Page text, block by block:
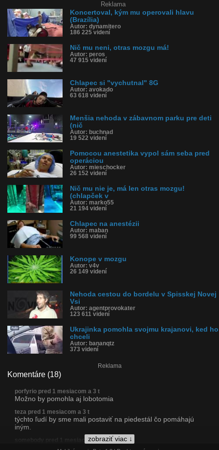
Páči sa: 96% (28 hlasov)
Obľúbené: 2
Komentárov: 18
Dľžka: 1:30
Tagy: dystónia, operácia, mozog, operácia mozgu, mozgová
stimulácia, mutácia, problémy s chodením, liečba, india
História sledovanosti videa:
Reklama
Koncertoval, kým mu operovali hlavu
(Brazília)
Autor: dynamitero
186 225 videní
Nič mu neni, otras mozgu má!
Autor: peros
47 915 videní
Chlapec si "vychutnal" 8G
Autor: avokado
63 618 videní
Menšia nehoda v zábavnom parku pre deti
(nič
Autor: buchnad
19 522 videní
Pomocou anestetika vypol sám seba pred
operáciou
Autor: mieschocker
26 152 videní
Nič mu nie je, má len otras mozgu!
(chlapček v
Autor: marko55
21 194 videní
Chlapec na anestézii
Autor: maban
99 568 videní
Konope v mozgu
Autor: v4v
26 149 videní
Nehoda cestou do bordelu v Spisskej Novej
Vsi
Autor: agentprovokater
123 611 videní
Ukrajinka pomohla svojmu krajanovi, ked ho
chceli
Autor: bananqtz
373 videní
Reklama
Komentáre (18)
zobraziť viac ↓
porfyrio pred 1 mesiacom a 3 t
Možno by pomohla aj lobotomia
teza pred 1 mesiacom a 3 t
týchto ľudí by sme mali postaviť na piedestál čo pomáhajú
iným.
somebody pred 1 mesiacom a 3 t
čo incest pokazil, to doktor opravil :D